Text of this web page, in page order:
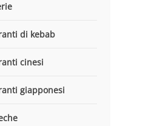
di kebab
cinesi
giapponesi